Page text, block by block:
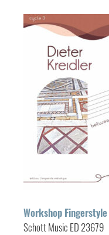
Workshop
Schott Music ED 23679